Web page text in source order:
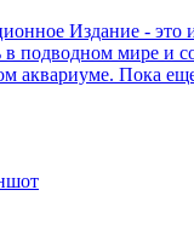
Издание - это
в подводном мире и
аквариуме. Пока